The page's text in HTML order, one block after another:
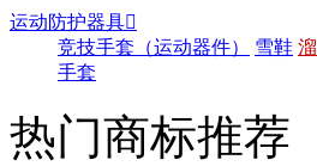
运动防护器具
竞技手套（运动器件）
雪鞋
手套
热门商标推荐